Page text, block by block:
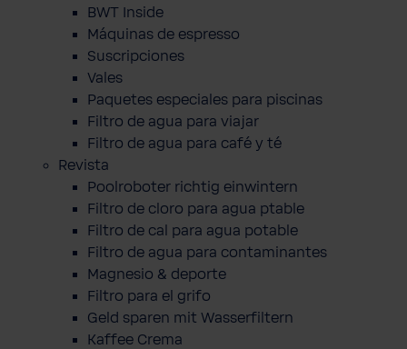
BWT Inside
Máquinas de espresso
Suscripciones
Vales
Paquetes especiales para piscinas
Filtro de agua para viajar
Filtro de agua para café y té
Revista
Poolroboter richtig einwintern
Filtro de cloro para agua ptable
Filtro de cal para agua potable
Filtro de agua para contaminantes
Magnesio & deporte
Filtro para el grifo
Geld sparen mit Wasserfiltern
Kaffee Crema